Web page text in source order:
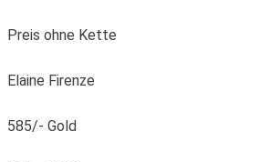
Preis ohne Kette
Elaine Firenze
585/- Gold